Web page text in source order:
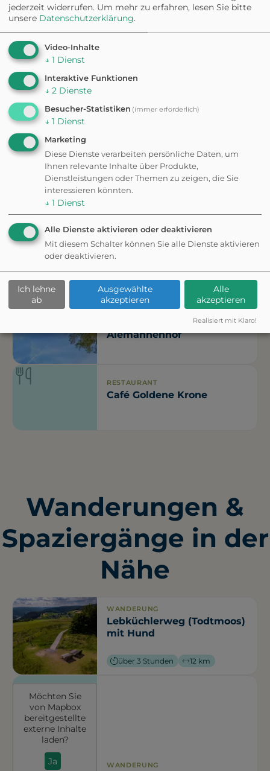
WILDPARK
ATTRAKTION
Freizeitpark Hardt
Eingezäunt
RESTAURANT
Hotel-Restaurant
Suggenbad
RESTAURANT
Alemannenhof
RESTAURANT
Café Goldene Krone
Wanderungen &
Spaziergänge in der
Nähe
WANDERUNG
Lebküchlerweg (Todtmoos)
mit Hund
über 3 Stunden 12 km
Möchten Sie
von Mapbox
bereitgestellte
externe Inhalte
laden?
Ja
WANDERUNG
jederzeit widerrufen. Um mehr zu erfahren, lesen Sie bitte
unsere Datenschutzerklärung.
Video-Inhalte
↓ 1 Dienst
Interaktive Funktionen
↓ 2 Dienste
Besucher-Statistiken (immer erforderlich)
↓ 1 Dienst
Marketing
Diese Dienste verarbeiten persönliche Daten, um
Ihnen relevante Inhalte über Produkte,
Dienstleistungen oder Themen zu zeigen, die Sie
interessieren könnten.
↓ 1 Dienst
Alle Dienste aktivieren oder deaktivieren
Mit diesem Schalter können Sie alle Dienste aktivieren
oder deaktivieren.
Ich lehne
ab
Ausgewählte
akzeptieren
Alle
akzeptieren
Realisiert mit Klaro!